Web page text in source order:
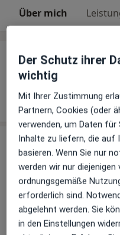
Über mich
Über mich
Weiterbildungen und
Tierarzt für Kleintiere
Tierarzt für innere
Leistungen
Keine Informationen
Auf diesem Profil
über
Der Schutz ihrer
wichtig
Mit Ihrer Zustimmung
Partnern, Cookies (oder
verwenden, um Daten
Inhalte zu liefern, die auf
basieren. Wenn Sie nur
werden wir nur diejenigen
ordnungsgemäße
erforderlich sind.
abgelehnt werden. Sie
in den Einstellungen